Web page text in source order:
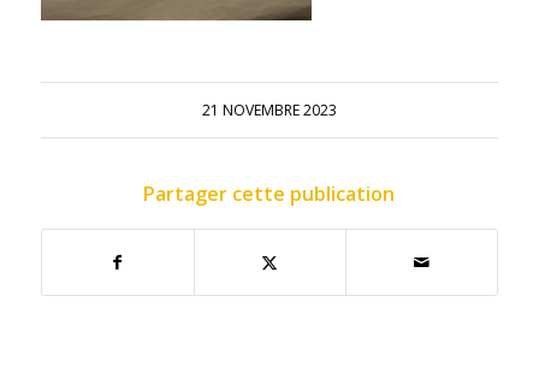
21 NOVEMBRE 2023
Partager cette publication